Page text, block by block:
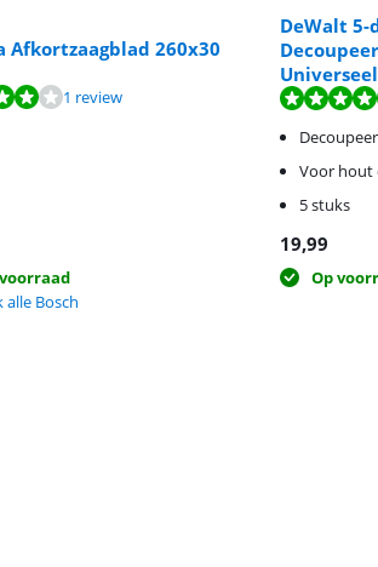
Afkortzaagblad 260x30
is 8,0 van de 10, gebaseerd op 1 review.
1 review
DeWalt 5-
is 8,9 van de 10, gebaseerd op 3 reviews.
Voor hout
5 stuks
19,99
Op
alle Bosch